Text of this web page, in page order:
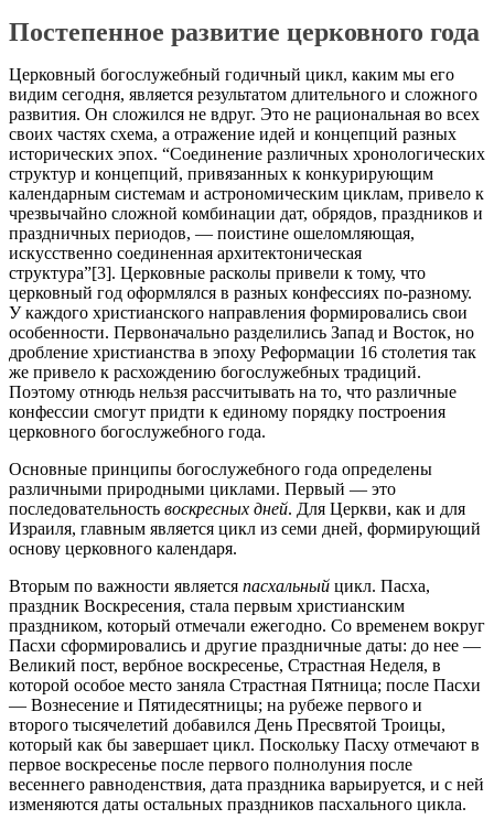
Постепенное развитие церковного года
Церковный богослужебный годичный цикл, каким мы его
видим сегодня, является результатом длительного и сложного
развития. Он сложился не вдруг. Это не рациональная во всех
своих частях схема, а отражение идей и концепций разных
исторических эпох. “Соединение различных хронологических
структур и концепций, привязанных к конкурирующим
календарным системам и астрономическим циклам, привело к
чрезвычайно сложной комбинации дат, обрядов, праздников и
праздничных периодов, — поистине ошеломляющая,
искусственно соединенная архитектоническая
структура”[3]. Церковные расколы привели к тому, что
церковный год оформлялся в разных конфессиях по-разному.
У каждого христианского направления формировались свои
особенности. Первоначально разделились Запад и Восток, но
дробление христианства в эпоху Реформации 16 столетия так
же привело к расхождению богослужебных традиций.
Поэтому отнюдь нельзя рассчитывать на то, что различные
конфессии смогут придти к единому порядку построения
церковного богослужебного года.
Основные принципы богослужебного года определены
различными природными циклами. Первый — это
последовательность воскресных дней. Для Церкви, как и для
Израиля, главным является цикл из семи дней, формирующий
основу церковного календаря.
Вторым по важности является пасхальный цикл. Пасха,
праздник Воскресения, стала первым христианским
праздником, который отмечали ежегодно. Со временем вокруг
Пасхи сформировались и другие праздничные даты: до нее —
Великий пост, вербное воскресенье, Страстная Неделя, в
которой особое место заняла Страстная Пятница; после Пасхи
— Вознесение и Пятидесятницы; на рубеже первого и
второго тысячелетий добавился День Пресвятой Троицы,
который как бы завершает цикл. Поскольку Пасху отмечают в
первое воскресенье после первого полнолуния после
весеннего равноденствия, дата праздника варьируется, и с ней
изменяются даты остальных праздников пасхального цикла.